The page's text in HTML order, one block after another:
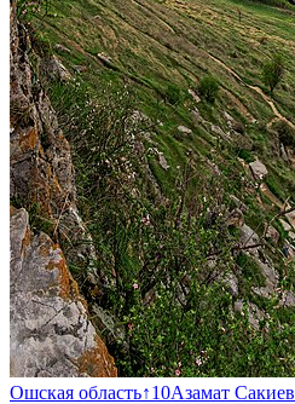
Ошская область↑10Азамат Сакиев